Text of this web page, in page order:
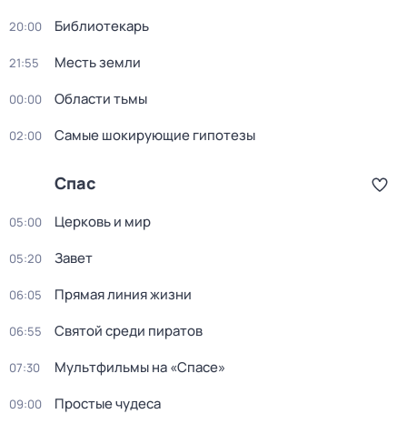
20:00 Библиотекарь
21:55 Месть земли
00:00 Области тьмы
02:00 Самые шoкиpующие гипотезы
Спас
05:00 Церковь и мир
05:20 Завет
06:05 Прямая линия жизни
06:55 Святой среди пиратов
07:30 Мультфильмы нa «Спаcе»
09:00 Простые чудеca